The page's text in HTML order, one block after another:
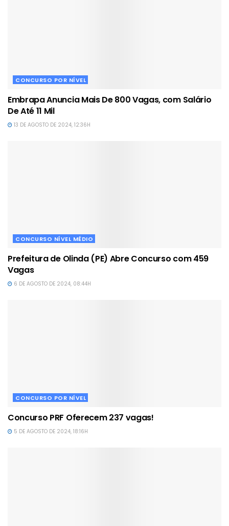
CONCURSO POR NÍVEL
Embrapa Anuncia Mais De 800 Vagas, com Salário
De Até 11 Mil
13 DE AGOSTO DE 2024, 12:36H
CONCURSO NÍVEL MÉDIO
Prefeitura de Olinda (PE) Abre Concurso com 459
Vagas
6 DE AGOSTO DE 2024, 08:44H
CONCURSO POR NÍVEL
Concurso PRF Oferecem 237 vagas!
5 DE AGOSTO DE 2024, 18:16H